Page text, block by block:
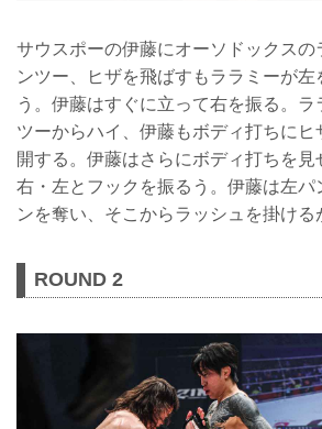
サウスポーの伊藤にオーソドックスの
ンツー、ヒザを飛ばすもララミーが左
う。伊藤はすぐに立って右を振る。
ツーからハイ、伊藤もボディ打ちにヒ
開する。伊藤はさらにボディ打ちを
右・左とフックを振るう。伊藤は左パ
ンを奪い、そこからラッシュを掛ける
ROUND 2